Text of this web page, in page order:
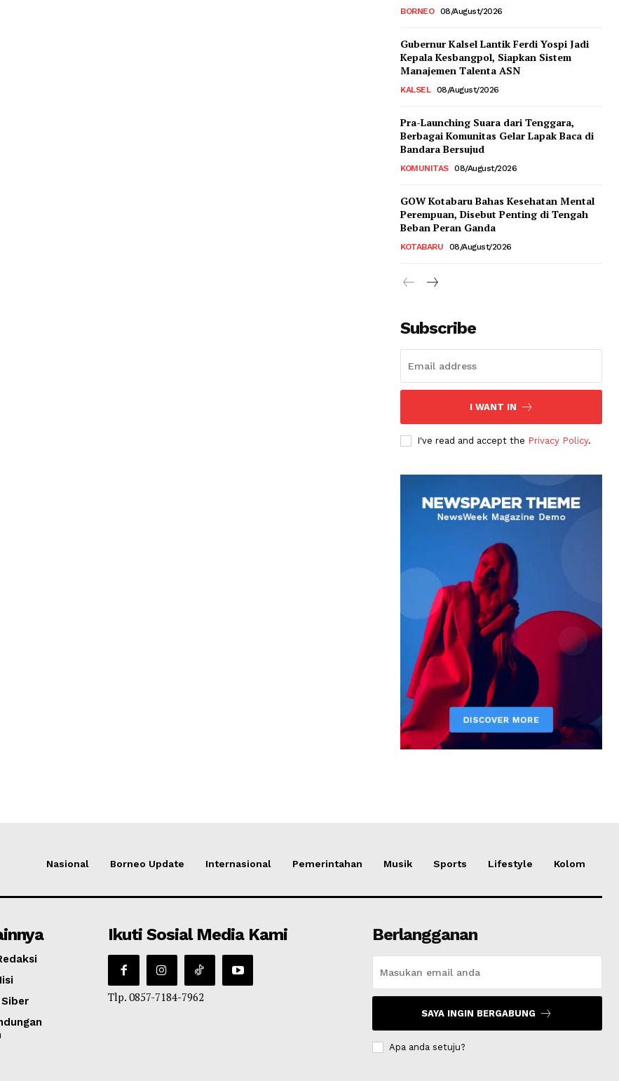
BORNEO 08/August/2026
Gubernur Kalsel Lantik Ferdi Yospi Jadi
Kepala Kesbangpol, Siapkan Sistem
Manajemen Talenta ASN
KALSEL 08/August/2026
Pra-Launching Suara dari Tenggara,
Berbagai Komunitas Gelar Lapak Baca di
Bandara Bersujud
KOMUNITAS 08/August/2026
GOW Kotabaru Bahas Kesehatan Mental
Perempuan, Disebut Penting di Tengah
Beban Peran Ganda
KOTABARU 08/August/2026
Subscribe
I WANT IN
I've read and accept the Privacy Policy.
Nasional Borneo Update Internasional Pemerintahan Musik Sports Lifestyle Kolom
Ikuti Sosial Media Kami
Tlp. 0857-7184-7962
Berlangganan
SAYA INGIN BERGABUNG
Apa anda setuju?